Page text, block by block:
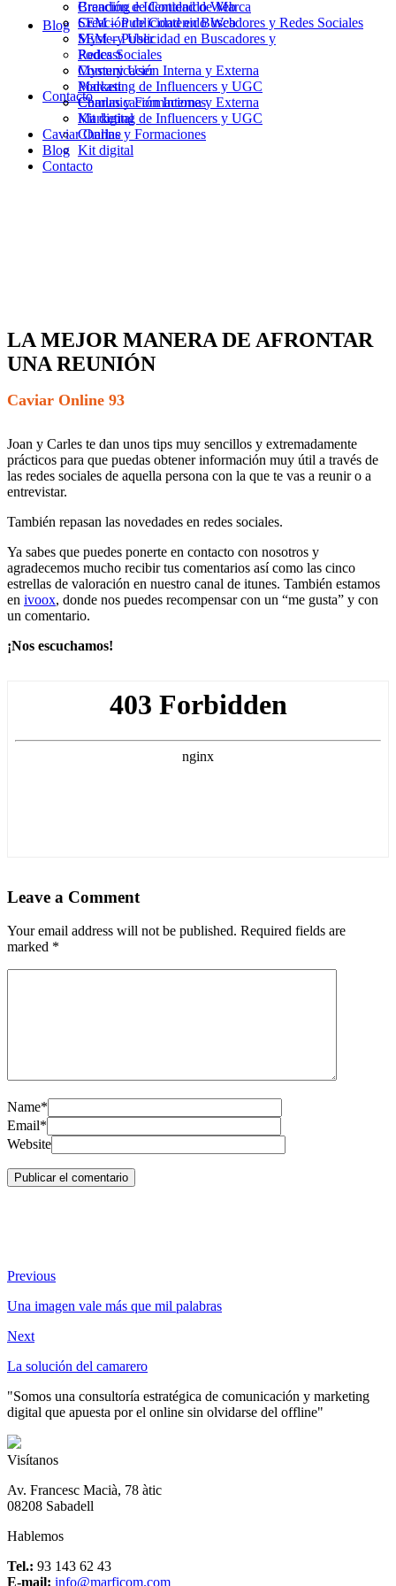
Branding e Identidad de Marca
Creación de Contenido Web
SEM – Publicidad en Buscadores y
Redes Sociales
Mystery User
Podcast
Comunicación Interna y Externa
Marketing de Influencers y UGC
Charlas y Formaciones
Kit digital
Blog
Contacto
Creación de Contenido Web
SEM – Publicidad en Buscadores y Redes Sociales
Mystery User
Podcast
Comunicación Interna y Externa
Marketing de Influencers y UGC
Charlas y Formaciones
Kit digital
Caviar Online
Blog
Contacto
LA MEJOR MANERA DE AFRONTAR
UNA REUNIÓN
Caviar Online 93
Joan y Carles te dan unos tips muy sencillos y extremadamente
prácticos para que puedas obtener información muy útil a través de
las redes sociales de aquella persona con la que te vas a reunir o a
entrevistar.
También repasan las novedades en redes sociales.
Ya sabes que puedes ponerte en contacto con nosotros y
agradecemos mucho recibir tus comentarios así como las cinco
estrellas de valoración en nuestro canal de itunes. También estamos
en ivoox, donde nos puedes recompensar con un “me gusta” y con
un comentario.
¡Nos escuchamos!
Leave a Comment
Your email address will not be published. Required fields are
marked *
Name*
Email*
Website
Previous
Una imagen vale más que mil palabras
Next
La solución del camarero
"Somos una consultoría estratégica de comunicación y marketing
digital que apuesta por el online sin olvidarse del offline"
Visítanos
Av. Francesc Macià, 78 àtic
08208 Sabadell
Hablemos
Tel.: 93 143 62 43
E-mail: info@marficom.com